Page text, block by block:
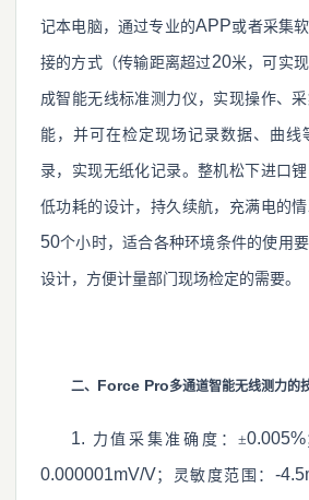
记本电脑，通过专业的APP或者采集
接的方式（传输距离超过 20米，可实
成智能无线标准测力仪，实现操作、
能，并可在检定现场记录数据、曲线
录，实现无纸化记录。整机松下进口
低功耗的设计，持久续航，充满电的
50个小时，适合各种环境条件的使用
设计，方便计量部门现场检定的需要。
二、 Force Pro多通道智能无线测力的
1. 力值采集准确度：±0.005%
0.000001mV/V；灵敏度范围： -